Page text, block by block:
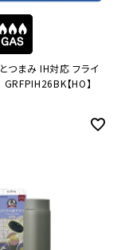
つまみ IH対応 フライ
【HO】